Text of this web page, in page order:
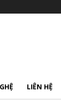
LIÊN HỆ